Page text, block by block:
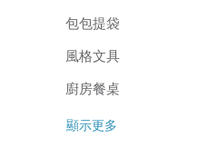
包包提袋
風格文具
廚房餐桌
顯示更多